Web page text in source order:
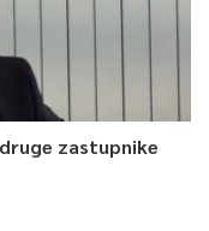
zastupnike